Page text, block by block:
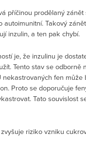
příčinou prodělaný
autoimunitní. Takový
inzulin, a ten pak chybí.
je, že inzulinu je
Tento stav se odborně
nekastrovaných fen může
Proto se doporučuje
Tato souvislost
riziko vzniku